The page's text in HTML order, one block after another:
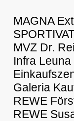
MAGNA
SPO
MVZ Dr.
Infra
Galeria
REWE
REWE